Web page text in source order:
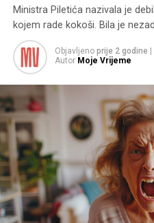
Ministra Piletića nazivala je
kojem rade kokoši. Bila je
Objavljeno prije 2 godine
Autor Moje Vrijeme